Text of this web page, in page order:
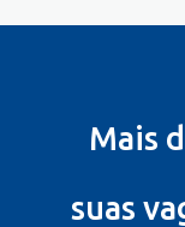
Mais
suas